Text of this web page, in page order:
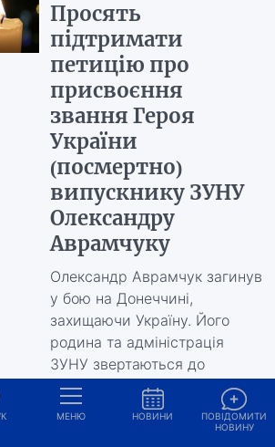
Просять
підтримати
петицію про
присвоєння
звання Героя
України
(посмертно)
випускнику ЗУНУ
Олександру
Аврамчуку
Олександр Аврамчук загинув
у бою на Донеччині,
захищаючи Україну. Його
родина та адміністрація
ЗУНУ звертаються до
громадськості з проханням
підтримати ініціативу
МЕНЮ НОВИНИ
ПОВІДОМИТИ
НОВИНУ